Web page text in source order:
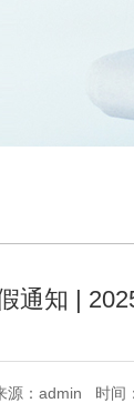
通知 |
源：admin 时间